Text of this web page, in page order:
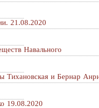
21.08.2020
Навального
Тихановская и Бернар
19.08.2020